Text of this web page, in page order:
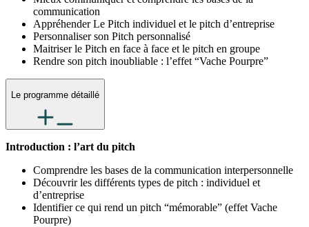
communication
Appréhender Le Pitch individuel et le pitch d’entreprise
Personnaliser son Pitch personnalisé
Maitriser le Pitch en face à face et le pitch en groupe
Rendre son pitch inoubliable : l’effet “Vache Pourpre”
Le programme détaillé
Introduction : l’art du pitch
Comprendre les bases de la communication interpersonnelle
Découvrir les différents types de pitch : individuel et
d’entreprise
Identifier ce qui rend un pitch “mémorable” (effet Vache
Pourpre)